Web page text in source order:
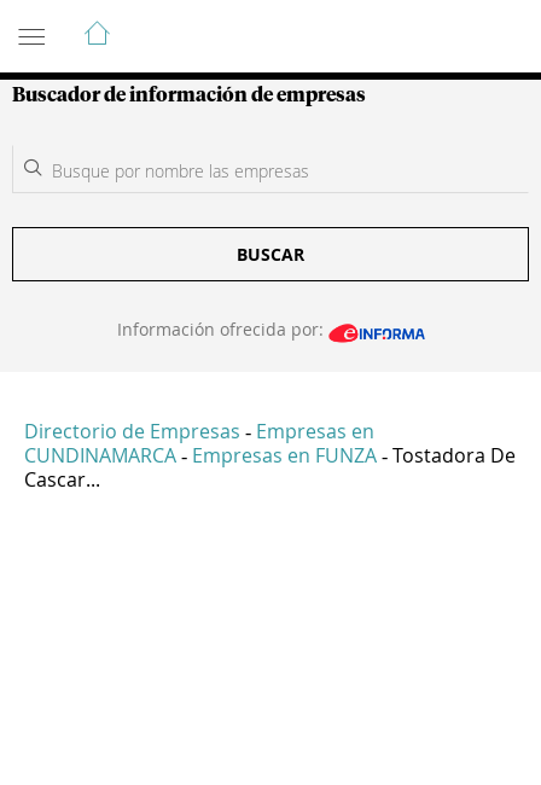
Guía de Empresas Colombianas
Buscador de información de empresas
BUSCAR
Información ofrecida por:
Directorio de Empresas - Empresas en
CUNDINAMARCA - Empresas en FUNZA - Tostadora De
Cascar...